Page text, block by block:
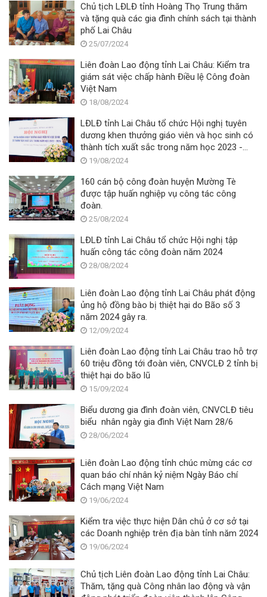
Chủ tịch LĐLĐ tỉnh Hoàng Thọ Trung thăm
và tặng quà các gia đình chính sách tại thành
phố Lai Châu
25/07/2024
Liên đoàn Lao động tỉnh Lai Châu: Kiểm tra
giám sát việc chấp hành Điều lệ Công đoàn
Việt Nam
18/08/2024
LĐLĐ tỉnh Lai Châu tổ chức Hội nghị tuyên
dương khen thưởng giáo viên và học sinh có
thành tích xuất sắc trong năm học 2023 -
2024.
19/08/2024
160 cán bộ công đoàn huyện Mường Tè
được tập huấn nghiệp vụ công tác công
đoàn.
25/08/2024
LĐLĐ tỉnh Lai Châu tổ chức Hội nghị tập
huấn công tác công đoàn năm 2024
28/08/2024
Liên đoàn Lao động tỉnh Lai Châu phát động
ủng hộ đồng bào bị thiệt hại do Bão số 3
năm 2024 gây ra.
12/09/2024
Liên đoàn Lao động tỉnh Lai Châu trao hỗ trợ
60 triệu đồng tới đoàn viên, CNVCLĐ 2 tỉnh bị
thiệt hại do bão lũ
15/09/2024
Biểu dương gia đình đoàn viên, CNVCLĐ tiêu
biểu nhân ngày gia đình Việt Nam 28/6
28/06/2024
Liên đoàn Lao động tỉnh chúc mừng các cơ
quan báo chí nhân kỷ niệm Ngày Báo chí
Cách mạng Việt Nam
19/06/2024
Kiểm tra việc thực hiện Dân chủ ở cơ sở tại
các Doanh nghiệp trên địa bàn tỉnh năm 2024
19/06/2024
Chủ tịch Liên đoàn Lao động tỉnh Lai Châu:
Thăm, tặng quà Công nhân lao động và vận